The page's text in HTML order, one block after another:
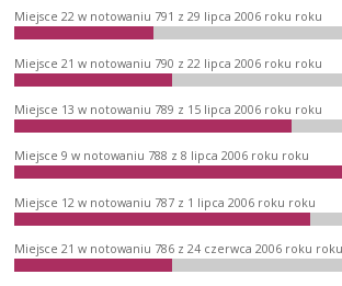
Miejsce 22 w notowaniu 791 z 29 lipca 2006 roku roku
Miejsce 21 w notowaniu 790 z 22 lipca 2006 roku roku
Miejsce 13 w notowaniu 789 z 15 lipca 2006 roku roku
Miejsce 9 w notowaniu 788 z 8 lipca 2006 roku roku
Miejsce 12 w notowaniu 787 z 1 lipca 2006 roku roku
Miejsce 21 w notowaniu 786 z 24 czerwca 2006 roku roku